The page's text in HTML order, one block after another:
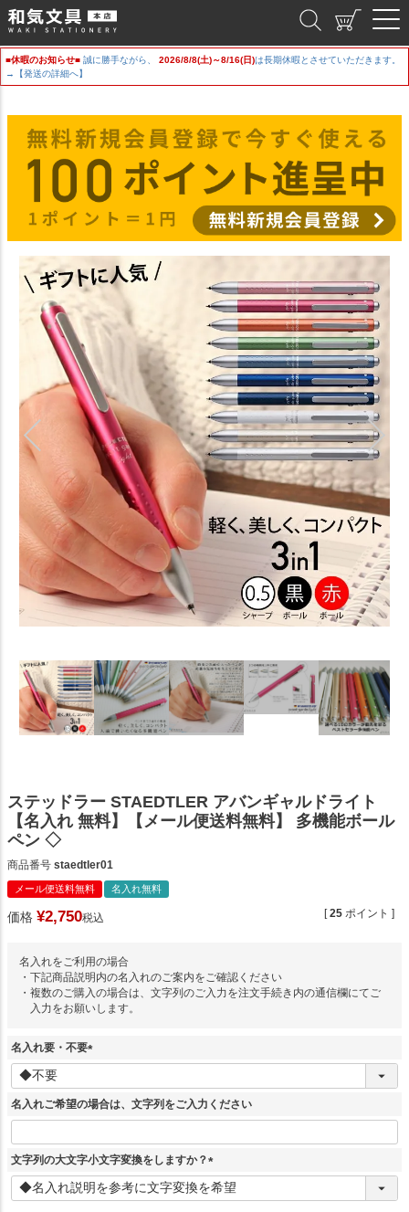
■休暇のお知らせ■ 誠に勝手ながら、 2026/8/8(土)～8/16(日)は長期休暇とさせていただきます。
→【発送の詳細へ】
ステッドラー STAEDTLER アバンギャルドライト
【名入れ 無料】【メール便送料無料】 多機能ボール
ペン ◇
商品番号 staedtler01
メール便送料無料 名入れ無料
価格 ¥2,750税込 [25 ポイント ]
名入れをご利用の場合
・下記商品説明内の名入れのご案内をご確認ください
・複数のご購入の場合は、文字列のご入力を注文手続き内の通信欄にてご
入力をお願いします。
名入れ要・不要
(
須
)
名入れご希望の場合は、文字列をご入力ください
文字列の大文字小文字変換をしますか？
(
必